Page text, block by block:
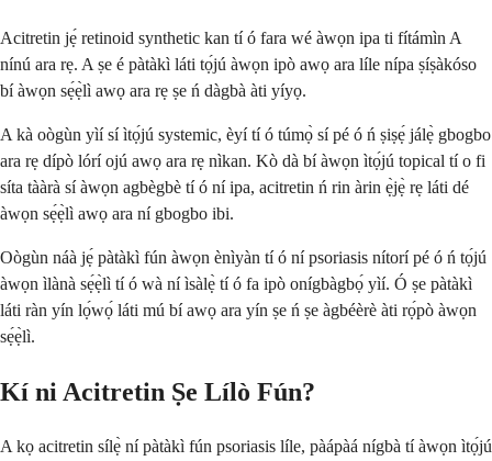
Acitretin jẹ́ retinoid synthetic kan tí ó fara wé àwọn ipa ti fítámìn A
nínú ara rẹ. A ṣe é pàtàkì láti tọ́jú àwọn ipò awọ ara líle nípa ṣíṣàkóso
bí àwọn sẹ́ẹ̀lì awọ ara rẹ ṣe ń dàgbà àti yíyọ.
A kà oògùn yìí sí ìtọ́jú systemic, èyí tí ó túmọ̀ sí pé ó ń ṣiṣẹ́ jálẹ̀ gbogbo
ara rẹ dípò lórí ojú awọ ara rẹ nìkan. Kò dà bí àwọn ìtọ́jú topical tí o fi
síta tààrà sí àwọn agbègbè tí ó ní ipa, acitretin ń rin àrin ẹ̀jẹ̀ rẹ láti dé
àwọn sẹ́ẹ̀lì awọ ara ní gbogbo ibi.
Oògùn náà jẹ́ pàtàkì fún àwọn ènìyàn tí ó ní psoriasis nítorí pé ó ń tọ́jú
àwọn ìlànà sẹ́ẹ̀lì tí ó wà ní ìsàlẹ̀ tí ó fa ipò onígbàgbọ́ yìí. Ó ṣe pàtàkì
láti ràn yín lọ́wọ́ láti mú bí awọ ara yín ṣe ń ṣe àgbéèrè àti rọ́pò àwọn
sẹ́ẹ̀lì.
Kí ni Acitretin Ṣe Lílò Fún?
A kọ acitretin sílẹ̀ ní pàtàkì fún psoriasis líle, pàápàá nígbà tí àwọn ìtọ́jú